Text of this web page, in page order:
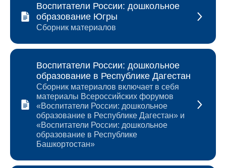
Воспитатели России: дошкольное
образование Югры
Сборник материалов
Воспитатели России: дошкольное
образование в Республике Дагестан
Сборник материалов включает в себя
материалы Всероссийских форумов
«Воспитатели России: дошкольное
образование в Республике Дагестан» и
«Воспитатели России: дошкольное
образование в Республике
Башкортостан»